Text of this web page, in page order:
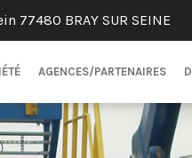
77480 BRAY SUR SEINE
AGENCES/PARTENAIRES